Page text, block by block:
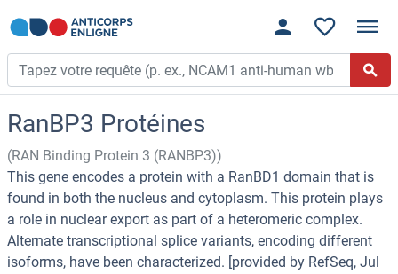
RanBP3 Protéines
(RAN Binding Protein 3 (RANBP3))
This gene encodes a protein with a RanBD1 domain that is
found in both the nucleus and cytoplasm. This protein plays
a role in nuclear export as part of a heteromeric complex.
Alternate transcriptional splice variants, encoding different
isoforms, have been characterized. [provided by RefSeq, Jul